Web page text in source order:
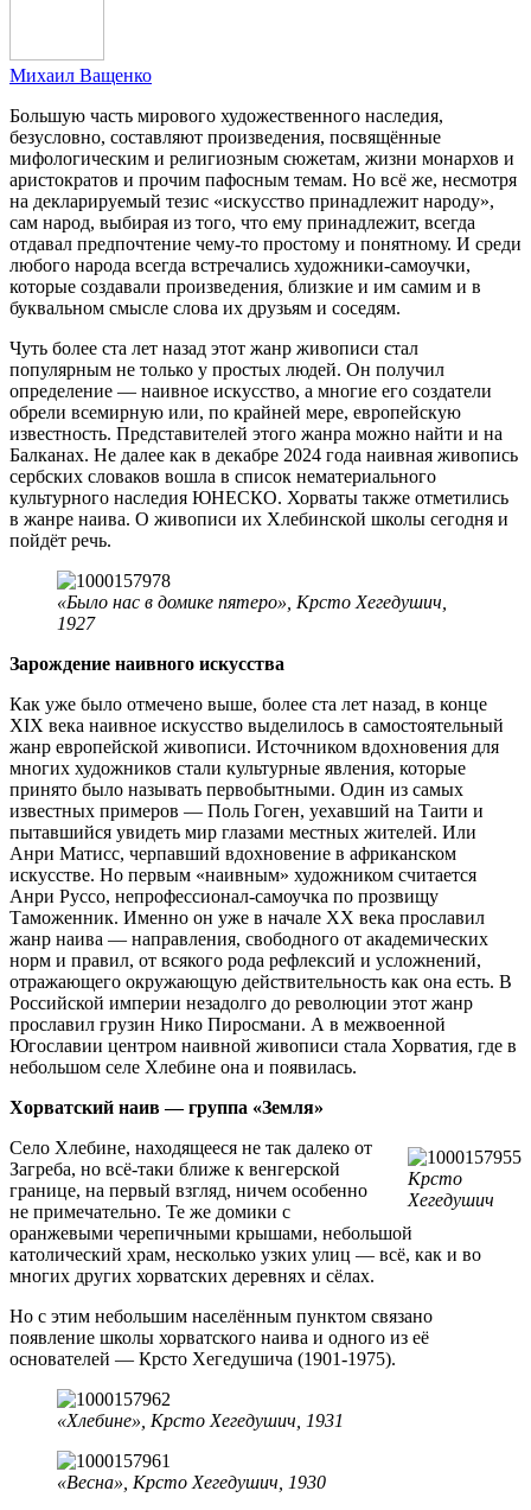
Михаил Ващенко
Большую часть мирового художественного наследия,
безусловно, составляют произведения, посвящённые
мифологическим и религиозным сюжетам, жизни монархов и
аристократов и прочим пафосным темам. Но всё же, несмотря
на декларируемый тезис «искусство принадлежит народу»,
сам народ, выбирая из того, что ему принадлежит, всегда
отдавал предпочтение чему-то простому и понятному. И среди
любого народа всегда встречались художники-самоучки,
которые создавали произведения, близкие и им самим и в
буквальном смысле слова их друзьям и соседям.
Чуть более ста лет назад этот жанр живописи стал
популярным не только у простых людей. Он получил
определение — наивное искусство, а многие его создатели
обрели всемирную или, по крайней мере, европейскую
известность. Представителей этого жанра можно найти и на
Балканах. Не далее как в декабре 2024 года наивная живопись
сербских словаков вошла в список нематериального
культурного наследия ЮНЕСКО. Хорваты также отметились
в жанре наива. О живописи их Хлебинской школы сегодня и
пойдёт речь.
«Было нас в домике пятеро», Крсто Хегедушич,
1927
Зарождение наивного искусства
Как уже было отмечено выше, более ста лет назад, в конце
XIX века наивное искусство выделилось в самостоятельный
жанр европейской живописи. Источником вдохновения для
многих художников стали культурные явления, которые
принято было называть первобытными. Один из самых
известных примеров — Поль Гоген, уехавший на Таити и
пытавшийся увидеть мир глазами местных жителей. Или
Анри Матисс, черпавший вдохновение в африканском
искусстве. Но первым «наивным» художником считается
Анри Руссо, непрофессионал-самоучка по прозвищу
Таможенник. Именно он уже в начале XX века прославил
жанр наива — направления, свободного от академических
норм и правил, от всякого рода рефлексий и усложнений,
отражающего окружающую действительность как она есть. В
Российской империи незадолго до революции этот жанр
прославил грузин Нико Пиросмани. А в межвоенной
Югославии центром наивной живописи стала Хорватия, где в
небольшом селе Хлебине она и появилась.
Хорватский наив — группа «Земля»
Крсто
Хегедушич
Село Хлебине, находящееся не так далеко от
Загреба, но всё-таки ближе к венгерской
границе, на первый взгляд, ничем особенно
не примечательно. Те же домики с
оранжевыми черепичными крышами, небольшой
католический храм, несколько узких улиц — всё, как и во
многих других хорватских деревнях и сёлах.
Но с этим небольшим населённым пунктом связано
появление школы хорватского наива и одного из её
основателей — Крсто Хегедушича (1901-1975).
«Хлебине», Крсто Хегедушич, 1931
«Весна», Крсто Хегедушич, 1930